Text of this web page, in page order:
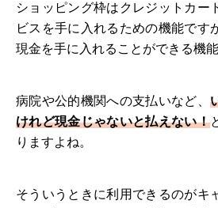
ショッピング枠はクレジットカー
ビスを手に入れるための機能です
現金を手に入れることができる機能
病院や公的機関への支払いなど、
けれど現金じゃないと払えない！
りますよね。
そういうときに利用できるのがキ